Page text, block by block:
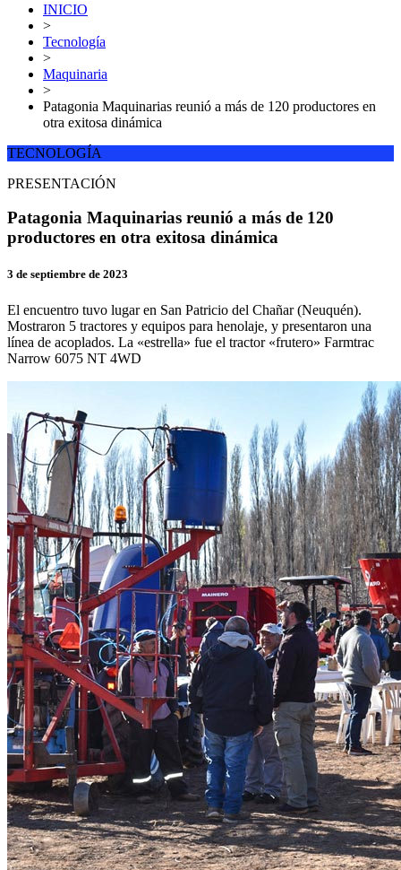
INICIO
>
Tecnología
>
Maquinaria
>
Patagonia Maquinarias reunió a más de 120 productores en
otra exitosa dinámica
TECNOLOGÍA
PRESENTACIÓN
Patagonia Maquinarias reunió a más de 120
productores en otra exitosa dinámica
3 de septiembre de 2023
El encuentro tuvo lugar en San Patricio del Chañar (Neuquén).
Mostraron 5 tractores y equipos para henolaje, y presentaron una
línea de acoplados. La «estrella» fue el tractor «frutero» Farmtrac
Narrow 6075 NT 4WD